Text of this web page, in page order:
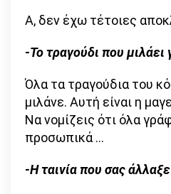
Α, δεν έχω τέτοιες
-Το τραγούδι που μιλάει
Όλα τα τραγούδια του
μιλάνε. Αυτή είναι η
Να νομίζεις ότι όλα
προσωπικά …
-Η ταινία που σας